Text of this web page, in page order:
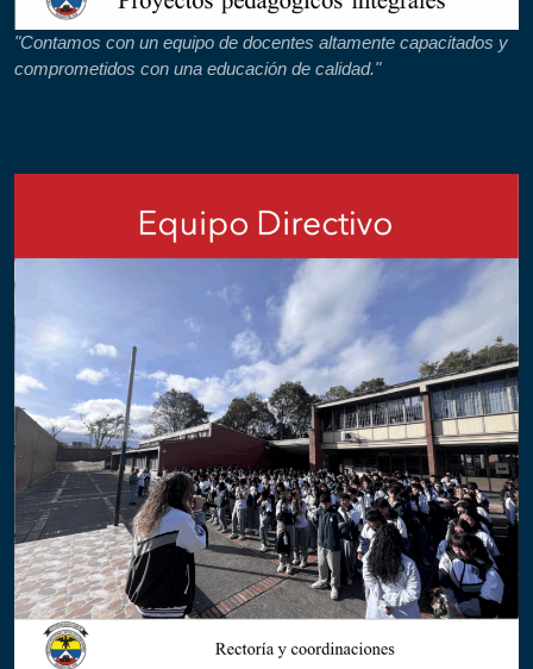
"Contamos con un equipo de docentes altamente capacitados y
comprometidos con una educación de calidad."